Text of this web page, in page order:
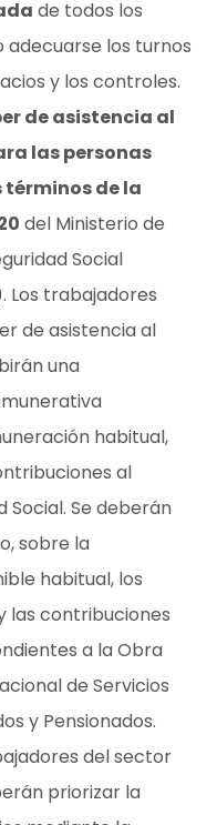
de todos los
los turnos
y los controles.
de asistencia al
las personas
de la
del Ministerio de
Social
Los trabajadores
de asistencia al
una
habitual,
al
Social. Se deberán
sobre la
habitual, los
las contribuciones
a la Obra
de Servicios
y Pensionados.
del sector
priorizar la